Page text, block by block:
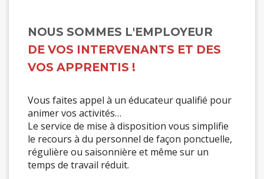
NOUS SOMMES L'EMPLOYEUR
DE VOS INTERVENANTS ET DES
VOS APPRENTIS !
Vous faites appel à un éducateur qualifié pour
animer vos activités…
Le service de mise à disposition vous simplifie
le recours à du personnel de façon ponctuelle,
régulière ou saisonnière et même sur un
temps de travail réduit.